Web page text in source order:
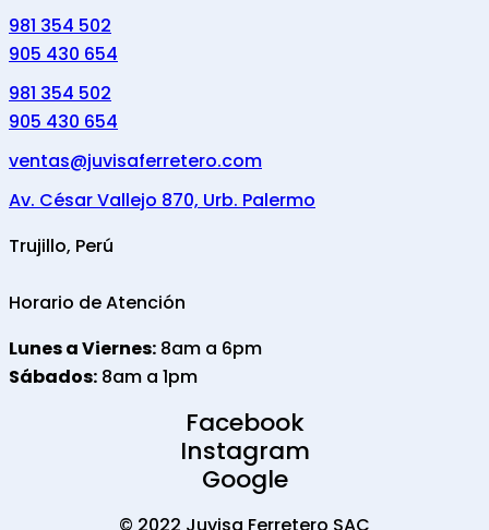
981 354 502
905 430 654
981 354 502
905 430 654
ventas@juvisaferretero.com
Av. César Vallejo 870, Urb. Palermo
Trujillo, Perú
Horario de Atención
Lunes a Viernes: 8am a 6pm
Sábados: 8am a 1pm
Facebook
Instagram
Google
© 2022 Juvisa Ferretero SAC